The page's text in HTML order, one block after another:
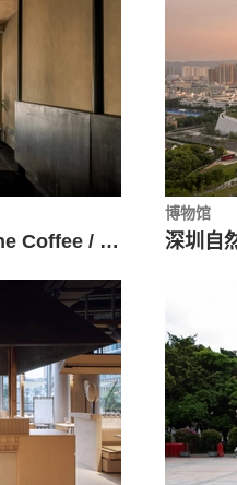
老骑楼与新亭：Minzu Lane Coffee / 衡建筑
博物馆